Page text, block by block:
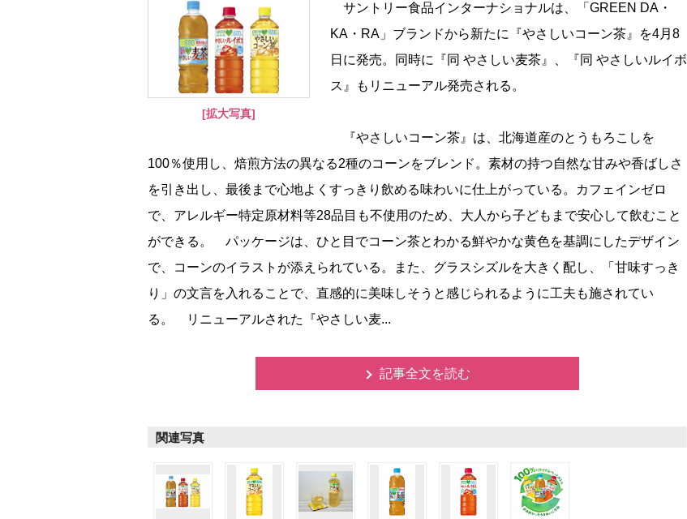
[拡大写真]
サントリー食品インターナショナルは、「GREEN DA・
KA・RA」ブランドから新たに『やさしいコーン茶』を4月8
日に発売。同時に『同 やさしい麦茶』、『同 やさしいルイボ
ス』もリニューアル発売される。
『やさしいコーン茶』は、北海道産のとうもろこしを
100％使用し、焙煎方法の異なる2種のコーンをブレンド。素材の持つ自然な甘みや香ばしさ
を引き出し、最後まで心地よくすっきり飲める味わいに仕上がっている。カフェインゼロ
で、アレルギー特定原材料等28品目も不使用のため、大人から子どもまで安心して飲むこと
ができる。 パッケージは、ひと目でコーン茶とわかる鮮やかな黄色を基調にしたデザイン
で、コーンのイラストが添えられている。また、グラスシズルを大きく配し、「甘味すっき
り」の文言を入れることで、直感的に美味しそうと感じられるように工夫も施されてい
る。 リニューアルされた『やさしい麦...
記事全文を読む
関連写真